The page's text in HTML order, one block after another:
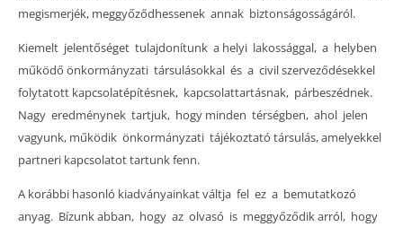
megismerjék, meggyőződhessenek annak biztonságosságáról.
Kiemelt jelentőséget tulajdonítunk a helyi lakossággal, a helyben
működő önkormányzati társulásokkal és a civil szerveződésekkel
folytatott kapcsolatépítésnek, kapcsolattartásnak, párbeszédnek.
Nagy eredménynek tartjuk, hogy minden térségben, ahol jelen
vagyunk, működik önkormányzati tájékoztató társulás, amelyekkel
partneri kapcsolatot tartunk fenn.
A korábbi hasonló kiadványainkat váltja fel ez a bemutatkozó
anyag. Bízunk abban, hogy az olvasó is meggyőződik arról, hogy